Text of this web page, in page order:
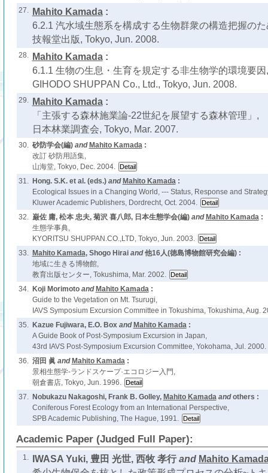
27. Mahito Kamada:
6.2.1 汽水域生態系を構成する生物群衆の構造把握の
技報堂出版, Tokyo, Jun. 2008.
28. Mahito Kamada:
6.1.1 生物の生息・生育を規定する非生物学的環境要因,
GIHODO SHUPPAN Co., Ltd., Tokyo, Jun. 2008.
29. Mahito Kamada:
「主張する森林施業論-22世紀を展望する森林管理」,
日本林業調査会, Tokyo, Mar. 2007.
30. 砂防学会(編)and Mahito Kamada:
改訂 砂防用語集,
山海堂, Tokyo, Dec. 2004.
31.
Hong. S.K. et al. (eds.)and Mahito Kamada:
Ecological Issues in a Changing World, --- Status, Response and
Kluwer Academic Publishers, Dordrecht, Oct. 2004.
32. 巌佐 庸, 松本 忠夫, 菊沢 喜八郎, 日本生態学会(編)and Mahito Kamada:
生態学事典,
KYORITSU SHUPPAN.CO.,LTD, Tokyo, Jun. 2003.
33.
Mahito Kamada, Shogo Hiraiand他16人(徳島博物館研究会編) :
地域に生きる博物館,
教育出版センター, Tokushima, Mar. 2002.
34.
Koji Morimotoand Mahito Kamada:
Guide to the Vegetation on Mt. Tsurugi,
IAVS Symposium Excursion Committee in Tokushima, Tokushima, Aug.
35.
Kazue Fujiwara, E.O. Boxand Mahito Kamada:
A Guide Book of Post-Symposium Excursion in Japan,
43rd IAVS Post-Symposium Excursion Committee, Yokohama, Jul. 2000.
36. 沼田 眞and Mahito Kamada:
景相生態学-ランドスケープ·エコロジー入門,
朝倉書店, Tokyo, Jun. 1996.
37.
Nobukazu Nakagoshi, Frank B. Golley, Mahito Kamadaandothers :
Coniferous Forest Ecology from an International Perspective,
SPB Academic Publishing, The Hague, 1991.
Academic Paper (Judged Full Paper):
1. IWASA Yuki, 豊田 光世, 西牧 孝行and Mahito